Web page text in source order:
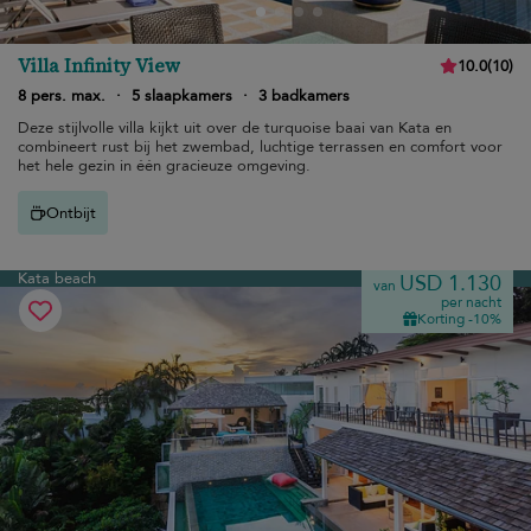
Villa Infinity View 10.0(10)
8 pers. max.
· 5 slaapkamers · 3 badkamers
Deze stijlvolle villa kijkt uit over de turquoise baai van Kata en
combineert rust bij het zwembad, luchtige terrassen en comfort voor
het hele gezin in één gracieuze omgeving.
Ontbijt
Kata beach van USD 1.130
per nacht
Korting -10%